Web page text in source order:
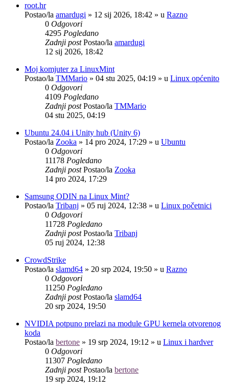
root.hr
Postao/la amardugi » 12 sij 2026, 18:42 » u Razno
0 Odgovori
4295 Pogledano
Zadnji postPostao/la amardugi
12 sij 2026, 18:42
Moj komjuter za LinuxMint
Postao/la TMMario » 04 stu 2025, 04:19 » u Linux općenito
0 Odgovori
4109 Pogledano
Zadnji postPostao/la TMMario
04 stu 2025, 04:19
Ubuntu 24.04 i Unity hub (Unity 6)
Postao/la Zooka » 14 pro 2024, 17:29 » u Ubuntu
0 Odgovori
11178 Pogledano
Zadnji postPostao/la Zooka
14 pro 2024, 17:29
Samsung ODIN na Linux Mint?
Postao/la Tribanj » 05 ruj 2024, 12:38 » u Linux početnici
0 Odgovori
11728 Pogledano
Zadnji postPostao/la Tribanj
05 ruj 2024, 12:38
CrowdStrike
Postao/la slamd64 » 20 srp 2024, 19:50 » u Razno
0 Odgovori
11250 Pogledano
Zadnji postPostao/la slamd64
20 srp 2024, 19:50
NVIDIA potpuno prelazi na module GPU kernela otvorenog
koda
Postao/la bertone » 19 srp 2024, 19:12 » u Linux i hardver
0 Odgovori
11307 Pogledano
Zadnji postPostao/la bertone
19 srp 2024, 19:12